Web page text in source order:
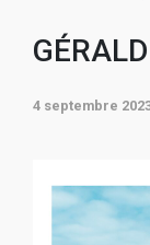
4 septembre